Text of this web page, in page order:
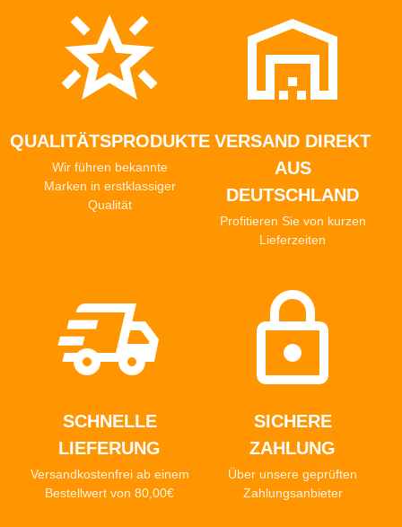
QUALITÄTSPRODUKTE
Wir führen bekannte
Marken in erstklassiger
Qualität
VERSAND DIREKT
AUS
DEUTSCHLAND
Profitieren Sie von kurzen
Lieferzeiten
SCHNELLE
LIEFERUNG
Versandkostenfrei ab einem
Bestellwert von 80,00€
SICHERE
ZAHLUNG
Über unsere geprüften
Zahlungsanbieter